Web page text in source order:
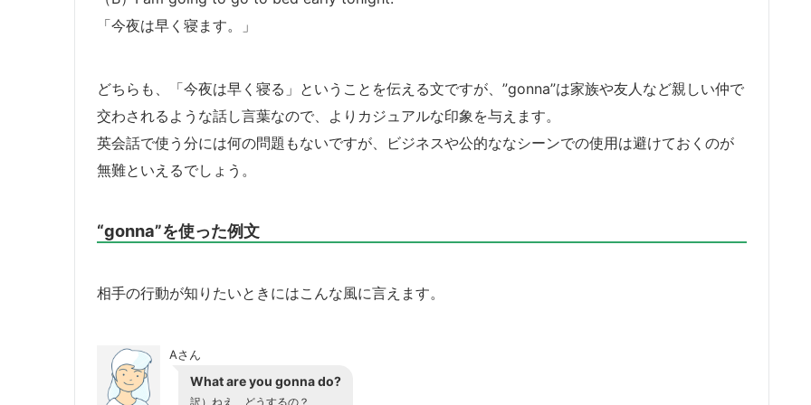
「今夜は早く寝ます。」
どちらも、「今夜は早く寝る」ということを伝える文ですが、”gonna”は家族や友人など親しい仲で
交わされるような話し言葉なので、よりカジュアルな印象を与えます。
英会話で使う分には何の問題もないですが、ビジネスや公的ななシーンでの使用は避けておくのが
無難といえるでしょう。
“gonna”を使った例文
相手の行動が知りたいときにはこんな風に言えます。
Aさん
What are you gonna do?